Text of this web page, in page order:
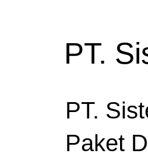
PT.
PT.
Paket